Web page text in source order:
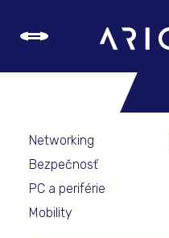
Networking
Bezpečnosť
PC a periférie
Mobility